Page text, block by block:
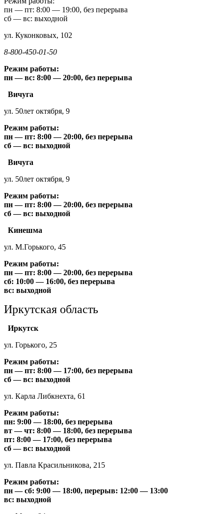
пн — пт: 8:00 — 19:00, без перерыва
сб — вс: выходной
ул. Куконковых, 102
8-800-450-01-50
Режим работы:
пн — вс: 8:00 — 20:00, без перерыва
Вичуга
ул. 50лет октября, 9
Режим работы:
пн — пт: 8:00 — 20:00, без перерыва
сб — вс: выходной
Вичуга
ул. 50лет октября, 9
Режим работы:
пн — пт: 8:00 — 20:00, без перерыва
сб — вс: выходной
Кинешма
ул. М.Горького, 45
Режим работы:
пн — пт: 8:00 — 20:00, без перерыва
сб: 10:00 — 16:00, без перерыва
вс: выходной
Иркутская область
Иркутск
ул. Горького, 25
Режим работы:
пн — пт: 8:00 — 17:00, без перерыва
сб — вс: выходной
ул. Карла Либкнехта, 61
Режим работы:
пн: 9:00 — 18:00, без перерыва
вт — чт: 8:00 — 18:00, без перерыва
пт: 8:00 — 17:00, без перерыва
сб — вс: выходной
ул. Павла Красильникова, 215
Режим работы:
пн — сб: 9:00 — 18:00, перерыв: 12:00 — 13:00
вс: выходной